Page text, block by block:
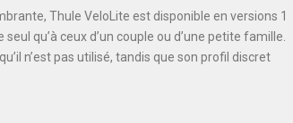
Thule VeloLite est disponible en versions 1
qu’à ceux d’un couple ou d’une petite famille.
n’est pas utilisé, tandis que son profil discret